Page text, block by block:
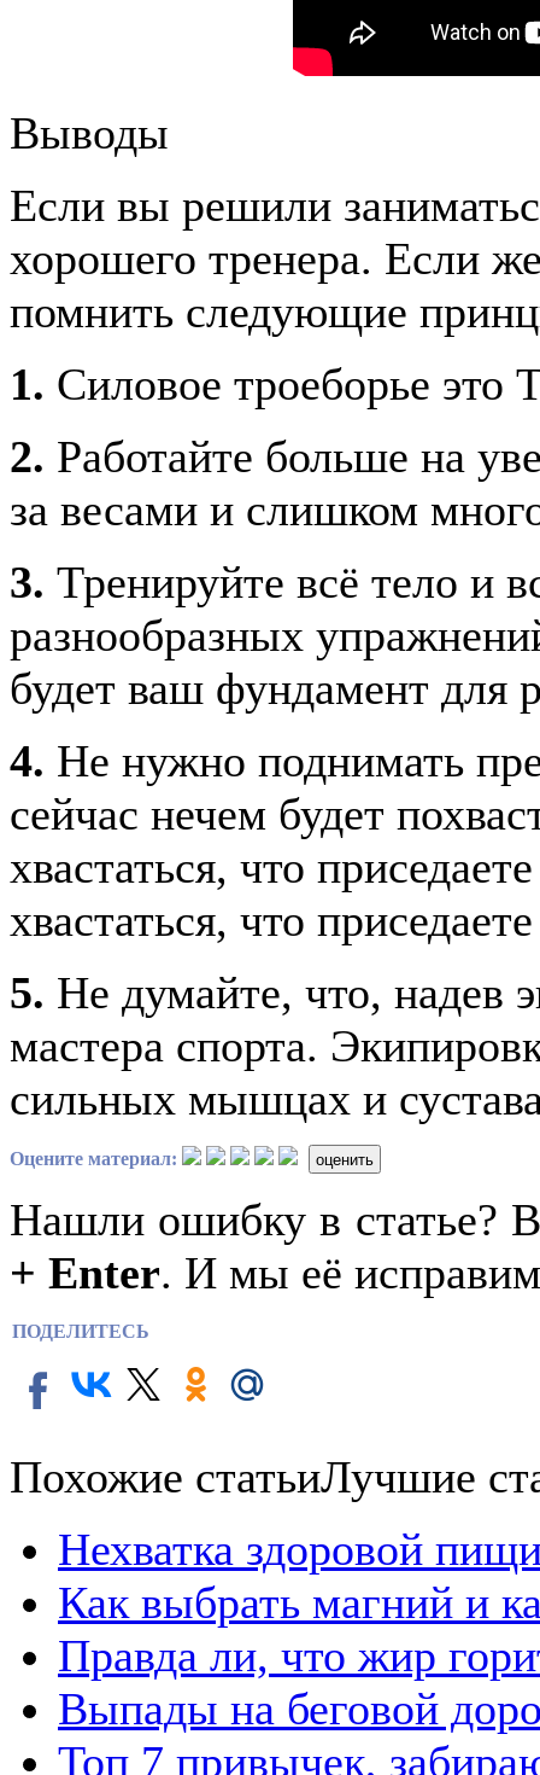
Выводы
Если вы решили
хорошего тренера. Если
помнить следующие
1. Силовое троеборье
2. Работайте больше на
за весами и слишком
3. Тренируйте всё тело
разнообразных
будет ваш фундамент для
4. Не нужно поднимать
сейчас нечем будет
хвастаться, что
хвастаться, что
5. Не думайте, что, надев
мастера спорта.
сильных мышцах и
Оцените материал: оценить
Нашли ошибку в статье?
+ Enter. И мы её
ПОДЕЛИТЕСЬ
Похожие статьиЛучшие
Нехватка здоровой
Как выбрать магний и
Правда ли, что жир
Выпады на беговой
Топ 7 привычек,